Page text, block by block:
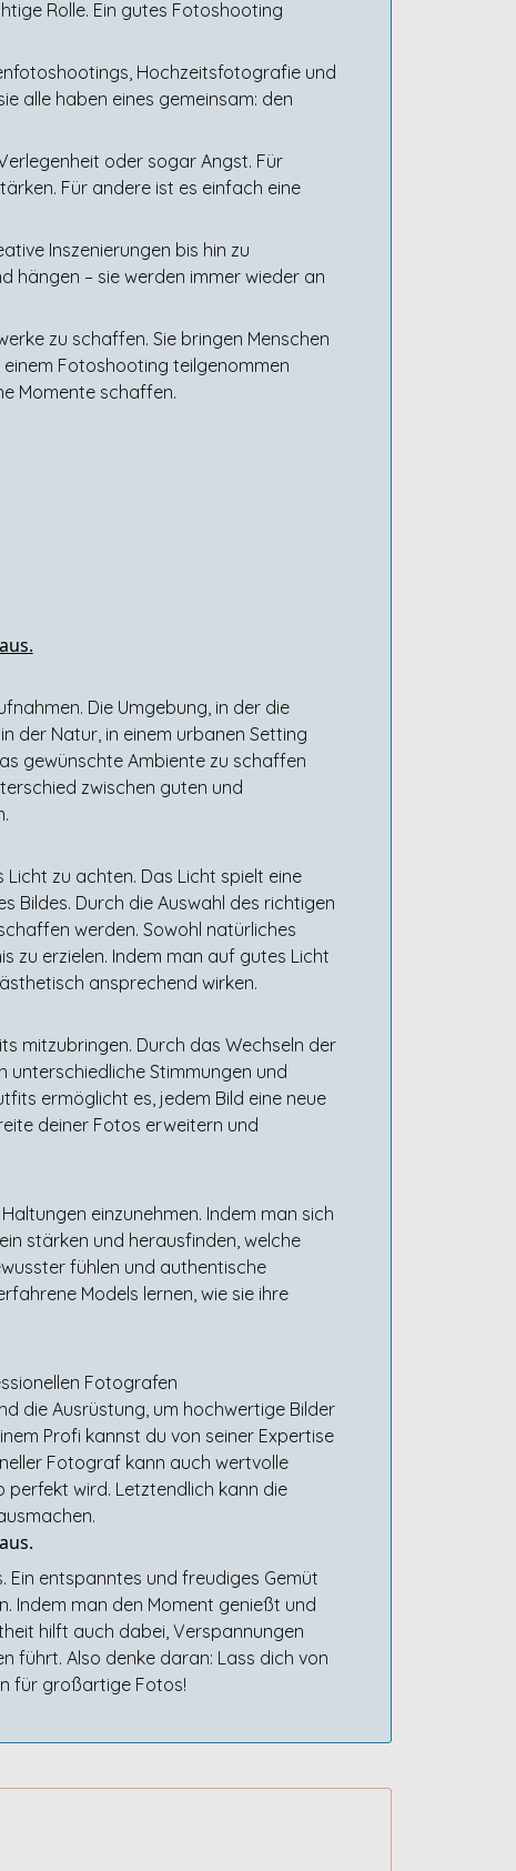
Rolle. Ein gutes Fotoshooting
Hochzeitsfotografie und
alle haben eines gemeinsam: den
oder sogar Angst. Für
Für andere ist es einfach eine
Inszenierungen bis hin zu
hängen – sie werden immer wieder an
zu schaffen. Sie bringen Menschen
einem Fotoshooting teilgenommen
Momente schaffen.
Die Umgebung, in der die
der Natur, in einem urbanen Setting
gewünschte Ambiente zu schaffen
zwischen guten und
zu achten. Das Licht spielt eine
Bildes. Durch die Auswahl des richtigen
werden. Sowohl natürliches
zu erzielen. Indem man auf gutes Licht
ansprechend wirken.
mitzubringen. Durch das Wechseln der
unterschiedliche Stimmungen und
ermöglicht es, jedem Bild eine neue
deiner Fotos erweitern und
einzunehmen. Indem man sich
stärken und herausfinden, welche
fühlen und authentische
Models lernen, wie sie ihre
Fotografen
die Ausrüstung, um hochwertige Bilder
Profi kannst du von seiner Expertise
Fotograf kann auch wertvolle
perfekt wird. Letztendlich kann die
Ein entspanntes und freudiges Gemüt
Indem man den Moment genießt und
hilft auch dabei, Verspannungen
führt. Also denke daran: Lass dich von
für großartige Fotos!